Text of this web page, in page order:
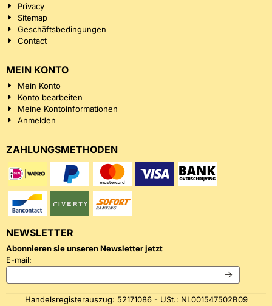
Privacy
Sitemap
Geschäftsbedingungen
Contact
MEIN KONTO
Mein Konto
Konto bearbeiten
Meine Kontoinformationen
Anmelden
ZAHLUNGSMETHODEN
NEWSLETTER
Abonnieren sie unseren Newsletter jetzt
E-mail:
Handelsregisterauszug: 52171086 - USt.: NL001547502B09